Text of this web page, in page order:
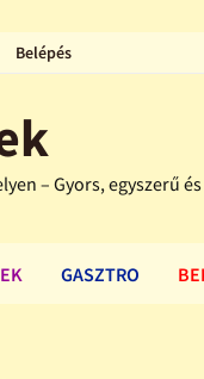
Belépés
– Gyors, egyszerű
GASZTRO